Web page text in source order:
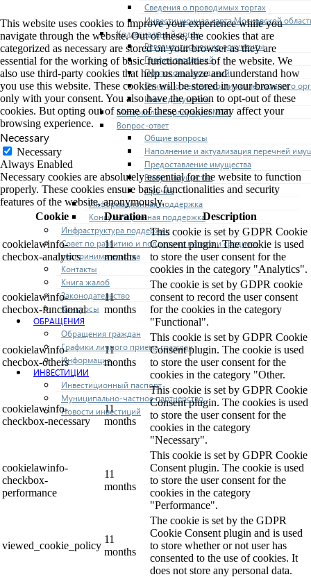
Сведения о проводимых торгах
Инвестиционная карта Московской
Коллегиальный орган
Регламентирующие документы
График заседаний
Протоколы заседаний
Отчеты о деятельности коллегиального
Иные документы
Материалы Корпорации МСП
Вопрос-ответ
Общие вопросы
Наполнение и актуализация перечней
Предоставление имущества
Выкуп имущества
Прочие
Информационная поддержка
Консультационная поддержка
Инфраструктура поддержки
Совет по развитию и поддержке малого и среднего
предпринимательства
Контакты
Книга жалоб
Законодательство
Конкурсы
ОБРАЩЕНИЯ
Обращения граждан
Графики личного приема граждан
Информация
ИНВЕСТИЦИИ
Инвестиционный паспорт
Муниципально-частное партнерство
Новости инвестиций
This website uses cookies to improve your experience while you
navigate through the website. Out of these, the cookies that are
categorized as necessary are stored on your browser as they are
essential for the working of basic functionalities of the website. We
also use third-party cookies that help us analyze and understand how
you use this website. These cookies will be stored in your browser
only with your consent. You also have the option to opt-out of these
cookies. But opting out of some of these cookies may affect your
browsing experience.
Necessary
Necessary
Always Enabled
Necessary cookies are absolutely essential for the website to function
properly. These cookies ensure basic functionalities and security
features of the website, anonymously.
Cookie
Duration Description
cookielawinfo-
checbox-analytics
11
months
This cookie is set by GDPR Cookie
Consent plugin. The cookie is used
to store the user consent for the
cookies in the category "Analytics".
cookielawinfo-
checbox-functional
11
months
The cookie is set by GDPR cookie
consent to record the user consent
for the cookies in the category
"Functional".
cookielawinfo-
checbox-others
11
months
This cookie is set by GDPR Cookie
Consent plugin. The cookie is used
to store the user consent for the
cookies in the category "Other.
cookielawinfo-
checkbox-necessary
11
months
This cookie is set by GDPR Cookie
Consent plugin. The cookies is used
to store the user consent for the
cookies in the category
"Necessary".
cookielawinfo-
checkbox-
performance
11
months
This cookie is set by GDPR Cookie
Consent plugin. The cookie is used
to store the user consent for the
cookies in the category
"Performance".
viewed_cookie_policy
11
months
The cookie is set by the GDPR
Cookie Consent plugin and is used
to store whether or not user has
consented to the use of cookies. It
does not store any personal data.